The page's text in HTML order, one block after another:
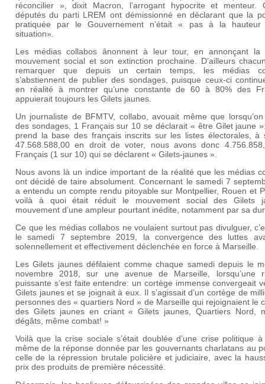
réconcilier », dixit Macron, l’arrogant hypocrite et menteur.
députés du parti LREM ont démissionné en déclarant que la
pratiquée par le Gouvernement n’était « pas à la
situation».
Les médias collabos ânonnent à leur tour, en annonçant la
mouvement social et son extinction prochaine. D’ailleurs
remarquer que depuis un certain temps, les médias
s’abstiennent de publier des sondages, puisque ceux-ci
en réalité à montrer qu’une constante de 60 à 80% des
appuierait toujours les Gilets jaunes.
Un journaliste de BFMTV, collabo, avouait même que
des sondages, 1 Français sur 10 se déclarait « être Gilet jaune
prend la base des français inscrits sur les listes électorales, à
47.568.588,00 en droit de voter, nous avons donc
Français (1 sur 10) qui se déclarent « Gilets-jaunes ».
Nous avons là un indice important de la réalité que les médias
ont décidé de taire absolument. Concernant le samedi 7
a entendu un compte rendu pitoyable sur Montpellier, Rouen et
voilà à quoi était réduit le mouvement social des Gilets
mouvement d’une ampleur pourtant inédite, notamment par sa
Ce que les médias collabos ne voulaient surtout pas divulguer,
le samedi 7 septembre 2019, la convergence des luttes
solennellement et effectivement déclenchée en force à Marseille.
Les Gilets jaunes défilaient comme chaque samedi depuis le
novembre 2018, sur une avenue de Marseille, lorsqu’une
puissante s’est faite entendre: un cortège immense convergeait
Gilets jaunes et se joignait à eux. Il s’agissait d’un cortège de
personnes des « quartiers Nord » de Marseille qui rejoignaient le
des Gilets jaunes en criant « Gilets jaunes, Quartiers Nord,
dégâts, même combat! »
Voilà que la crise sociale s’était doublée d’une crise politique à
même de la réponse donnée par les gouvernants charlatans au
celle de la répression brutale policière et judiciaire, avec la
prix des produits de première nécessité.